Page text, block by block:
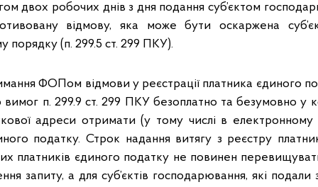
двох робочих днів з дня подання суб’єктом
відмову, яка може бути оскаржена
порядку (п. 299.5 ст. 299 ПКУ).
ФОПом відмови у реєстрації платника єдиного
вимог п. 299.9 ст. 299 ПКУ безоплатно та безумовно у
адреси отримати (у тому числі в електронному
податку. Строк надання витягу з реєстру
платників єдиного податку не повинен
запиту, а для суб’єктів господарювання, які